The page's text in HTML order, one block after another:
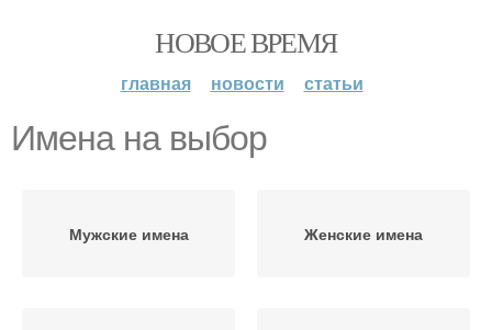
НОВОЕ ВРЕМЯ
главная новости статьи
Имена на выбор
Мужские имена Женские имена